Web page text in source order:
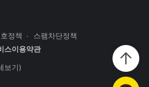
정책
스팸차단정책
스이용약관
보기)